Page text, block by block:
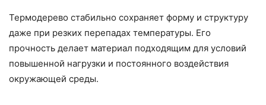
Термодерево стабильно сохраняет форму и структуру
даже при резких перепадах температуры. Его
прочность делает материал подходящим для условий
повышенной нагрузки и постоянного воздействия
окружающей среды.